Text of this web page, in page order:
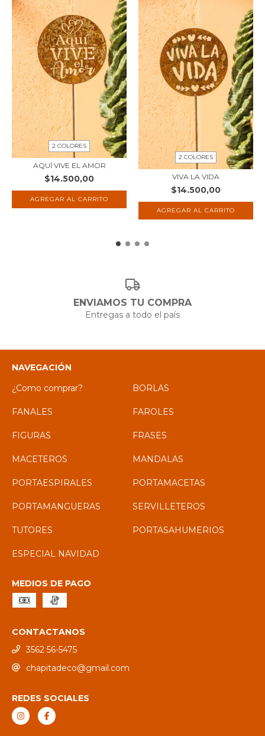
2 COLORES
AQUÍ VIVE EL AMOR
$14.500,00
AGREGAR AL CARRITO
2 COLORES
VIVA LA VIDA
$14.500,00
AGREGAR AL CARRITO
ENVIAMOS TU COMPRA
Entregas a todo el país
NAVEGACIÓN
¿Como comprar?
BORLAS
FANALES FAROLES
FIGURAS FRASES
MACETEROS MANDALAS
PORTAESPIRALES PORTAMACETAS
PORTAMANGUERAS SERVILLETEROS
TUTORES PORTASAHUMERIOS
ESPECIAL NAVIDAD
MEDIOS DE PAGO
CONTACTANOS
3562 56-5475
chapitadeco@gmail.com
REDES SOCIALES